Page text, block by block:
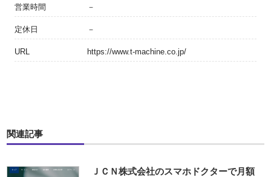
営業時間 －
定休日 －
URL https://www.t-machine.co.jp/
関連記事
ＪＣＮ株式会社のスマホドクターで月額